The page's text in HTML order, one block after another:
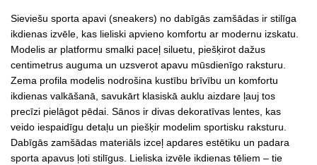
Sieviešu sporta apavi (sneakers) no dabīgās zamšādas ir stilīga
ikdienas izvēle, kas lieliski apvieno komfortu ar modernu izskatu.
Modelis ar platformu smalki paceļ siluetu, piešķirot dažus
centimetrus auguma un uzsverot apavu mūsdienīgo raksturu.
Zema profila modelis nodrošina kustību brīvību un komfortu
ikdienas valkāšanā, savukārt klasiskā auklu aizdare ļauj tos
precīzi pielāgot pēdai. Sānos ir divas dekoratīvas lentes, kas
veido iespaidīgu detaļu un piešķir modelim sportisku raksturu.
Dabīgās zamšādas materiāls izceļ apdares estētiku un padara
sporta apavus ļoti stilīgus. Lieliska izvēle ikdienas tēliem – tie